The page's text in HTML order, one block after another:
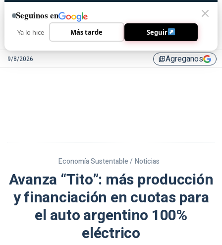
9/8/2026 library_addAgreganos
Economía Sustentable / Noticias
Avanza “Tito”: más producción
y financiación en cuotas para
el auto argentino 100%
eléctrico
Seguinos en
Ya lo hice Más tarde Seguir